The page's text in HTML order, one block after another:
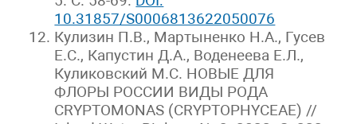
10.31857/S0006813622050076
Кулизин П.В., Мартыненко Н.А., Гусев
Е.С., Капустин Д.А., Воденеева Е.Л.,
Куликовский М.С. НОВЫЕ ДЛЯ
ФЛОРЫ РОССИИ ВИДЫ РОДА
CRYPTOMONAS (CRYPTOPHYCEAE) //